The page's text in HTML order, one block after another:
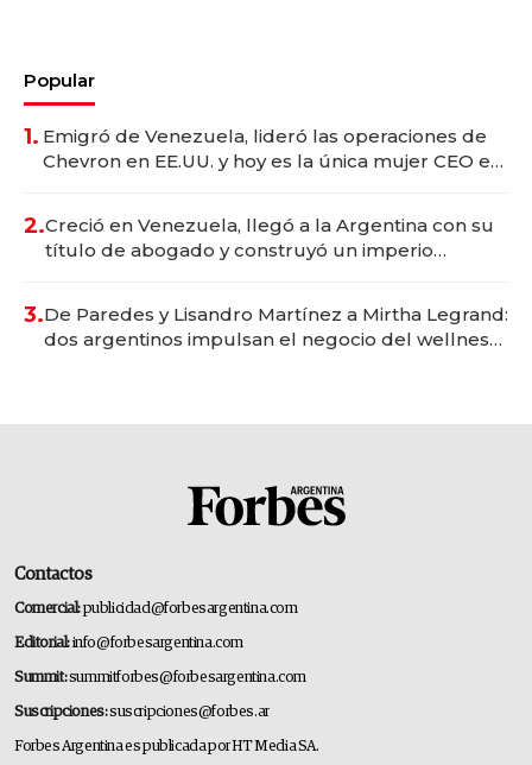
Popular
1. Emigró de Venezuela, lideró las operaciones de
Chevron en EE.UU. y hoy es la única mujer CEO en
2.Creció en Venezuela, llegó a la Argentina con su
título de abogado y construyó un imperio
3.De Paredes y Lisandro Martínez a Mirtha Legrand:
dos argentinos impulsan el negocio del wellness
Contactos
Comercial:publicidad@forbesargentina.com
Editorial:info@forbesargentina.com
Summit:summitforbes@forbesargentina.com
Suscripciones:suscripciones@forbes.ar
Forbes Argentina es publicada por HT Media SA.